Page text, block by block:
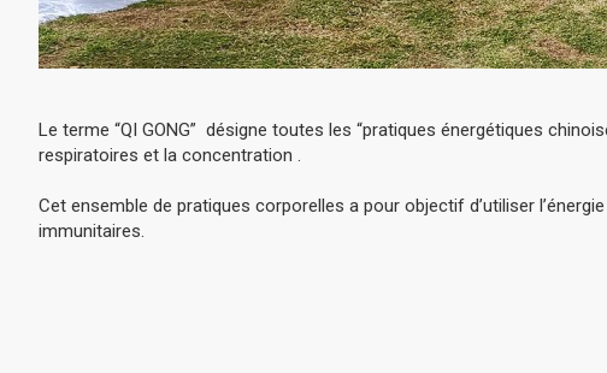
Le terme “QI GONG” désigne toutes les “pratiques énergétiques
respiratoires et la concentration .
Cet ensemble de pratiques corporelles a pour objectif d’utiliser
immunitaires.